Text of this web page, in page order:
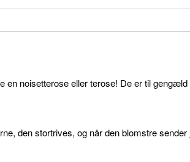
noisetterose eller terose! De er til gengæld
den stortrives, og når den blomstre sender